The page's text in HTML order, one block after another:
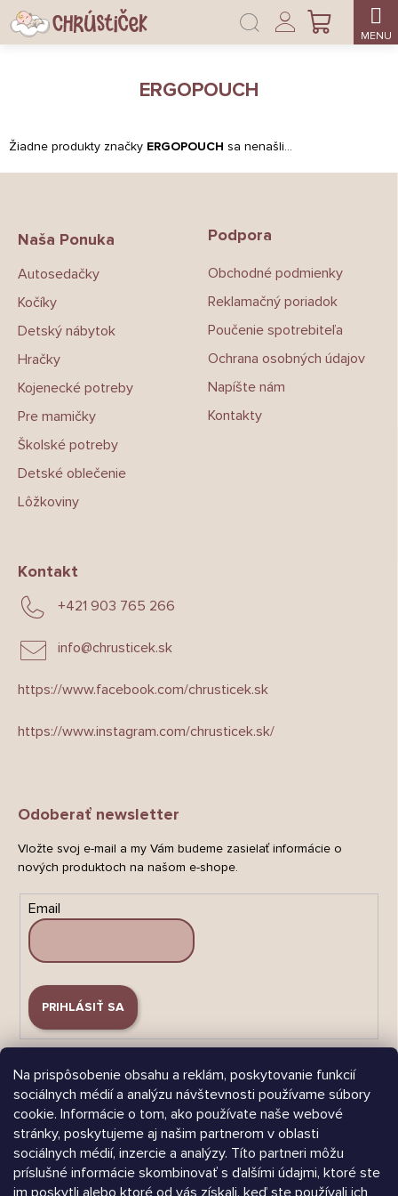
Na prispôsobenie obsahu a reklám, poskytovanie funkcií
sociálnych médií a analýzu návštevnosti používame súbory
cookie. Informácie o tom, ako používate naše webové
stránky, poskytujeme aj našim partnerom v oblasti
sociálnych médií, inzercie a analýzy. Títo partneri môžu
príslušné informácie skombinovať s ďalšími údajmi, ktoré ste
im poskytli alebo ktoré od vás získali, keď ste používali ich
Prejsť
na
obsah
NÁKUPNÝ
Prihlásenie
ERGOPOUCH
Žiadne produkty značky ERGOPOUCH sa nenašli...
Naša Ponuka
Autosedačky
Kočíky
Detský nábytok
Hračky
Kojenecké potreby
Pre mamičky
Školské potreby
Detské oblečenie
Lôžkoviny
Podpora
Obchodné podmienky
Reklamačný poriadok
Poučenie spotrebiteľa
Ochrana osobných údajov
Napíšte nám
Kontakty
Kontakt
info@chrusticek.sk
+421 903 765 266
https://www.facebook.com/chrusticek.sk
https://www.instagram.com/chrusticek.sk/
Odoberať newsletter
Vložte svoj e-mail a my Vám budeme zasielať informácie o
nových produktoch na našom e-shope.
Email
PRIHLÁSIŤ SA
Árukereső.hu